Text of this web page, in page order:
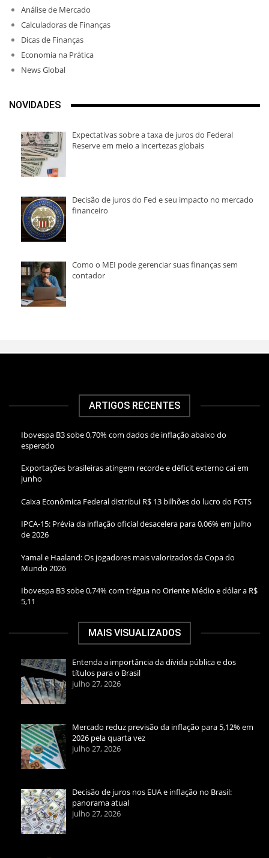
Análise de Mercado
Calculadoras de Finanças
Dicas de Finanças
Economia na Prática
News Global
NOVIDADES
Expectativas sobre a taxa de juros do Federal
Reserve em meio a incertezas globais
Decisão de juros do Fed e seu impacto no mercado
financeiro
Como o MEI pode gerenciar suas finanças sem
contador
ARTIGOS RECENTES
Ibovespa B3 sobe 0,70% com dados de inflação abaixo do
esperado
Exportações brasileiras atingem recorde e déficit externo cai em
junho
Caixa Econômica Federal distribui R$ 13 bilhões do lucro do FGTS
IPCA-15: Prévia da inflação oficial desacelera para 0,06% em julho
de 2026
Yamal e Haaland: Os jogadores mais valorizados da Copa do
Mundo 2026
Ibovespa B3 sobe 0,74% com trégua no Oriente Médio e dólar a R$
5,11
MAIS VISUALIZADOS
Entenda a importância da dívida pública e dos
títulos para o Brasil
julho 27, 2026
Mercado reduz previsão da inflação para 5,12% em
2026 pela quarta vez
julho 27, 2026
Decisão de juros nos EUA e inflação no Brasil:
panorama atual
julho 27, 2026